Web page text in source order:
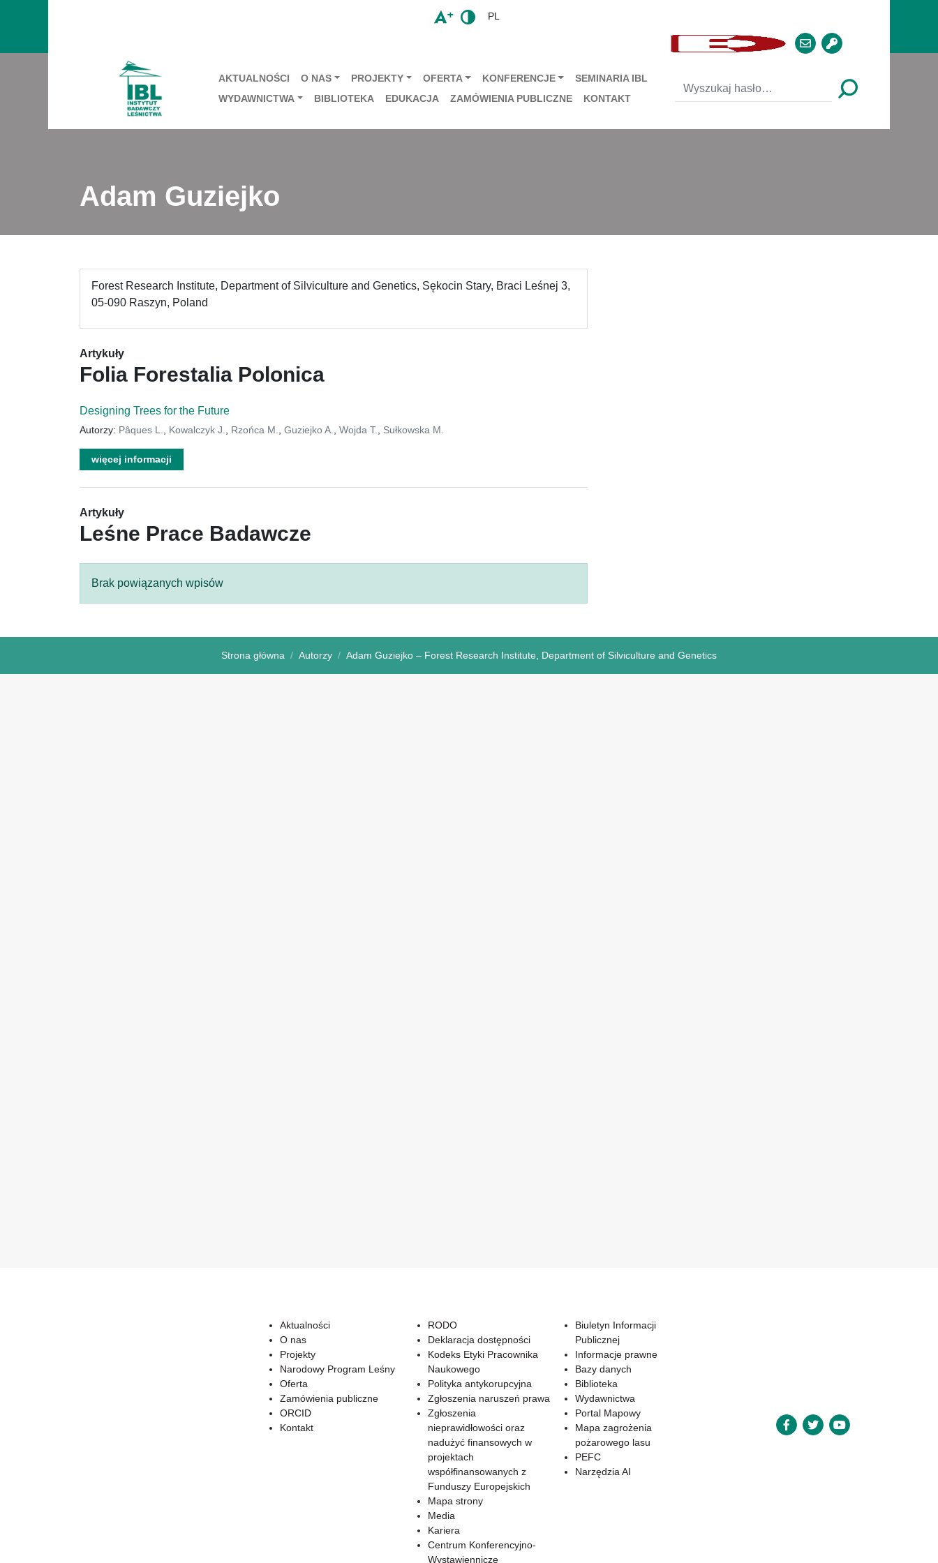
PL
AKTUALNOŚCI O NAS PROJEKTY OFERTA KONFERENCJE
SEMINARIA IBL
WYDAWNICTWA
BIBLIOTEKA EDUKACJA ZAMÓWIENIA PUBLICZNE KONTAKT
Adam Guziejko
Forest Research Institute, Department of Silviculture and Genetics, Sękocin Stary, Braci Leśnej 3,
05-090 Raszyn, Poland
Artykuły
Folia Forestalia Polonica
Designing Trees for the Future
Autorzy: Pâques L. Kowalczyk J. Rzońca M. Guziejko A. Wojda T. Sułkowska M.
więcej informacji
Artykuły
Leśne Prace Badawcze
Brak powiązanych wpisów
Strona główna Autorzy Adam Guziejko – Forest Research Institute, Department of Silviculture and Genetics
Aktualności
O nas
Projekty
Narodowy Program Leśny
Oferta
Zamówienia publiczne
ORCID
Kontakt
RODO
Deklaracja dostępności
Kodeks Etyki Pracownika
Naukowego
Polityka antykorupcyjna
Zgłoszenia naruszeń prawa
Zgłoszenia
nieprawidłowości oraz
nadużyć finansowych w
projektach
współfinansowanych z
Funduszy Europejskich
Mapa strony
Media
Kariera
Centrum Konferencyjno-
Wystawiennicze
Biuletyn Informacji
Publicznej
Informacje prawne
Bazy danych
Biblioteka
Wydawnictwa
Portal Mapowy
Mapa zagrożenia
pożarowego lasu
PEFC
Narzędzia AI